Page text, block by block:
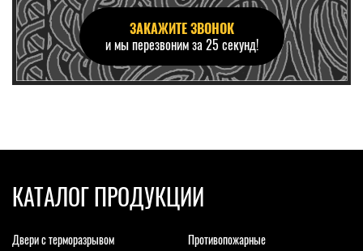
ЗАКАЖИТЕ ЗВОНОК
и мы перезвоним за 25 секунд!
КАТАЛОГ ПРОДУКЦИИ
Двери с терморазрывом
Противопожарные